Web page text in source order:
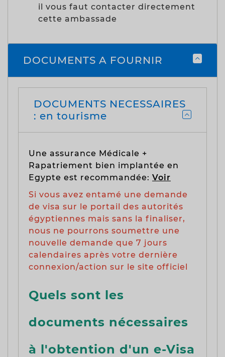
il vous faut contacter directement
cette ambassade
DOCUMENTS A FOURNIR
DOCUMENTS NECESSAIRES
: en tourisme
Une assurance Médicale +
Rapatriement bien implantée en
Egypte est recommandée: Voir
Si vous avez entamé une demande
de visa sur le portail des autorités
égyptiennes mais sans la finaliser,
nous ne pourrons soumettre une
nouvelle demande que 7 jours
calendaires après votre dernière
connexion/action sur le site officiel
Quels sont les
documents nécessaires
à l'obtention d'un e-Visa